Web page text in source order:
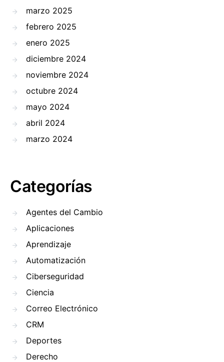
marzo 2025
febrero 2025
enero 2025
diciembre 2024
noviembre 2024
octubre 2024
mayo 2024
abril 2024
marzo 2024
Categorías
Agentes del Cambio
Aplicaciones
Aprendizaje
Automatización
Ciberseguridad
Ciencia
Correo Electrónico
CRM
Deportes
Derecho